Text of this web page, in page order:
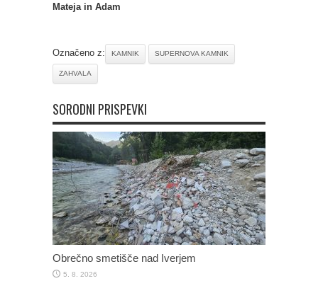
Mateja in Adam
Označeno z: KAMNIK SUPERNOVA KAMNIK
ZAHVALA
SORODNI PRISPEVKI
Obrečno smetišče nad Iverjem
5. 8. 2026